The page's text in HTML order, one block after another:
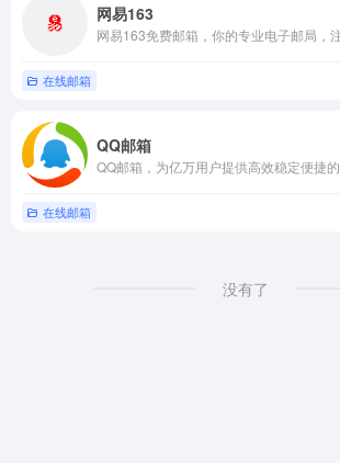
网易163
在线邮箱
QQ邮箱
在线邮箱
没有了